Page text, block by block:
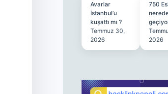
Avarlar
İstanbul’u
kuşattı mı ?
Temmuz 30,
2026
750
2026